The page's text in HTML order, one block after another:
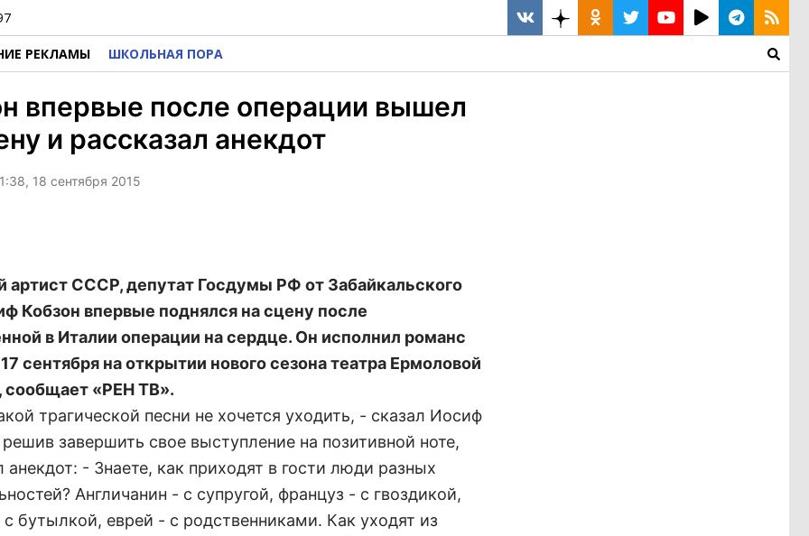
РЕКЛАМЫ ШКОЛЬНАЯ ПОРА
впервые после операции вышел
и рассказал анекдот
18 сентября 2015
артист СССР, депутат Госдумы РФ от Забайкальского
Кобзон впервые поднялся на сцену после
в Италии операции на сердце. Он исполнил романс
сентября на открытии нового сезона театра Ермоловой
сообщает «РЕН ТВ».
трагической песни не хочется уходить, - сказал Иосиф
завершить свое выступление на позитивной ноте,
анекдот: - Знаете, как приходят в гости люди разных
Англичанин - с супругой, француз - с гвоздикой,
бутылкой, еврей - с родственниками. Как уходят из